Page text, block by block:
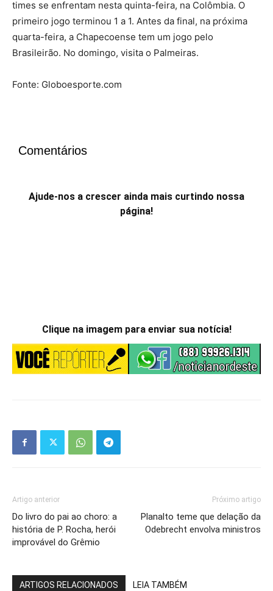
times se enfrentam nesta quinta-feira, na Colômbia. O
primeiro jogo terminou 1 a 1. Antes da final, na próxima
quarta-feira, a Chapecoense tem um jogo pelo
Brasileirão. No domingo, visita o Palmeiras.
Fonte: Globoesporte.com
Comentários
Ajude-nos a crescer ainda mais curtindo nossa
página!
Clique na imagem para enviar sua notícia!
Artigo anterior
Do livro do pai ao choro: a
história de P. Rocha, herói
improvável do Grêmio
Próximo artigo
Planalto teme que delação da
Odebrecht envolva ministros
ARTIGOS RELACIONADOS LEIA TAMBÉM